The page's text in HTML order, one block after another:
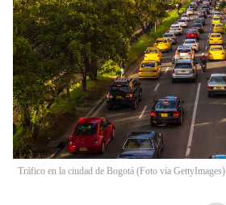
Tráfico en la ciudad de Bogotá (Foto vía GettyImages)